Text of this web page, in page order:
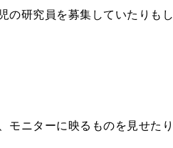
の研究員を募集していたりも
モニターに映るものを見せた